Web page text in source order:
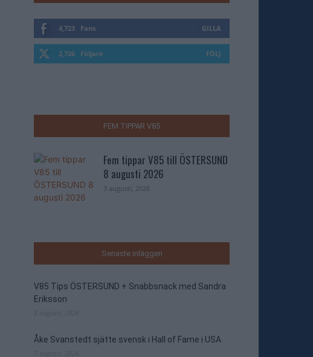
4,723 Fans GILLA
2,726 Följare FÖLJ
FEM TIPPAR V85
Fem tippar V85 till ÖSTERSUND
8 augusti 2026
3 augusti, 2026
Senaste inläggen
V85 Tips ÖSTERSUND + Snabbsnack med Sandra
Eriksson
Åke Svanstedt sjätte svensk i Hall of Fame i USA